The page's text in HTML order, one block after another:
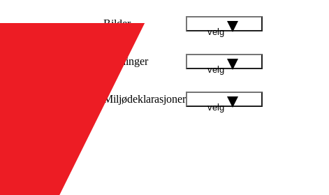
Bilder
velg
Tegninger
velg
Miljødeklarasjoner
velg